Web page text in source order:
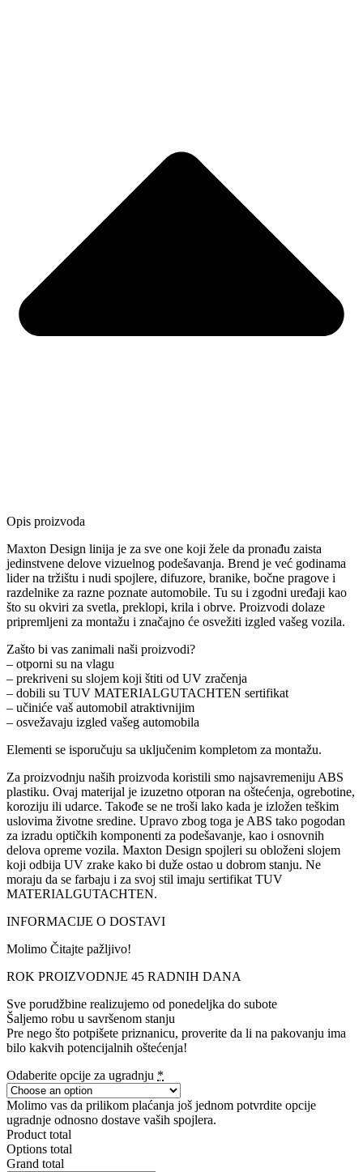
Opis proizvoda
Maxton Design linija je za sve one koji žele da pronađu zaista
jedinstvene delove vizuelnog podešavanja. Brend je već godinama
lider na tržištu i nudi spojlere, difuzore, branike, bočne pragove i
razdelnike za razne poznate automobile. Tu su i zgodni uređaji kao
što su okviri za svetla, preklopi, krila i obrve. Proizvodi dolaze
pripremljeni za montažu i značajno će osvežiti izgled vašeg vozila.
Zašto bi vas zanimali naši proizvodi?
– otporni su na vlagu
– prekriveni su slojem koji štiti od UV zračenja
– dobili su TUV MATERIALGUTACHTEN sertifikat
– učiniće vaš automobil atraktivnijim
– osvežavaju izgled vašeg automobila
Elementi se isporučuju sa uključenim kompletom za montažu.
Za proizvodnju naših proizvoda koristili smo najsavremeniju ABS
plastiku. Ovaj materijal je izuzetno otporan na oštećenja, ogrebotine,
koroziju ili udarce. Takođe se ne troši lako kada je izložen teškim
uslovima životne sredine. Upravo zbog toga je ABS tako pogodan
za izradu optičkih komponenti za podešavanje, kao i osnovnih
delova opreme vozila. Maxton Design spojleri su obloženi slojem
koji odbija UV zrake kako bi duže ostao u dobrom stanju. Ne
moraju da se farbaju i za svoj stil imaju sertifikat TUV
MATERIALGUTACHTEN.
INFORMACIJE O DOSTAVI
Molimo Čitajte pažljivo!
ROK PROIZVODNJE 45 RADNIH DANA
Sve porudžbine realizujemo od ponedeljka do subote
Šaljemo robu u savršenom stanju
Pre nego što potpišete priznanicu, proverite da li na pakovanju ima
bilo kakvih potencijalnih oštećenja!
Odaberite opcije za ugradnju *
Molimo vas da prilikom plaćanja još jednom potvrdite opcije
ugradnje odnosno dostave vaših spojlera.
Product total
Options total
Grand total